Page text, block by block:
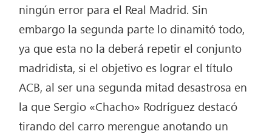
ningún error para el Real Madrid. Sin
embargo la segunda parte lo dinamitó todo,
ya que esta no la deberá repetir el conjunto
madridista, si el objetivo es lograr el título
ACB, al ser una segunda mitad desastrosa en
la que Sergio «Chacho» Rodríguez destacó
tirando del carro merengue anotando un